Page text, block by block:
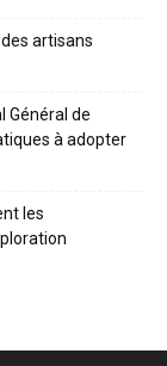
artisans
Général de
à adopter
les